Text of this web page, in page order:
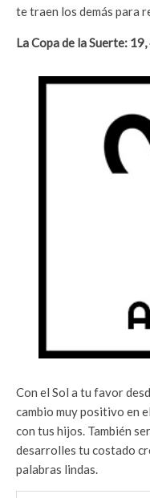
te traen los demás para
La Copa de la Suerte:
Con el Sol a tu favor
cambio muy positivo en
con tus hijos. También
desarrolles tu costado
palabras lindas.